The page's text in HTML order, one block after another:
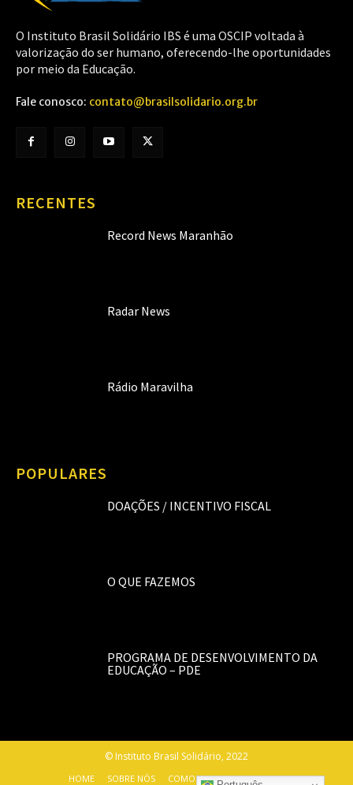
O Instituto Brasil Solidário IBS é uma OSCIP voltada à
valorização do ser humano, oferecendo-lhe oportunidades
por meio da Educação.
Fale conosco: contato@brasilsolidario.org.br
RECENTES
Record News Maranhão
Radar News
Rádio Maravilha
POPULARES
DOAÇÕES / INCENTIVO FISCAL
O QUE FAZEMOS
PROGRAMA DE DESENVOLVIMENTO DA
EDUCAÇÃO – PDE
© Instituto Brasil Solidário, 2022
HOME SOBRE NÓS COMO AJUDAR CONTATO